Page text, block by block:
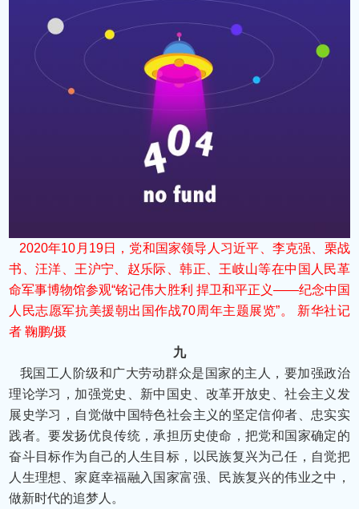
2020年10月19日，党和国家领导人习近平、李克强、栗战
书、汪洋、王沪宁、赵乐际、韩正、王岐山等在中国人民革
命军事博物馆参观“铭记伟大胜利 捍卫和平正义——纪念中国
人民志愿军抗美援朝出国作战70周年主题展览”。 新华社记
者 鞠鹏/摄
九
我国工人阶级和广大劳动群众是国家的主人，要加强政治
理论学习，加强党史、新中国史、改革开放史、社会主义发
展史学习，自觉做中国特色社会主义的坚定信仰者、忠实实
践者。要发扬优良传统，承担历史使命，把党和国家确定的
奋斗目标作为自己的人生目标，以民族复兴为己任，自觉把
人生理想、家庭幸福融入国家富强、民族复兴的伟业之中，
做新时代的追梦人。